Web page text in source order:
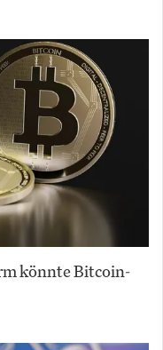
könnte Bitcoin-